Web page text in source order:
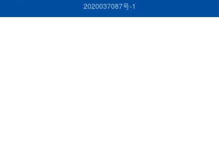
2020037087号-1